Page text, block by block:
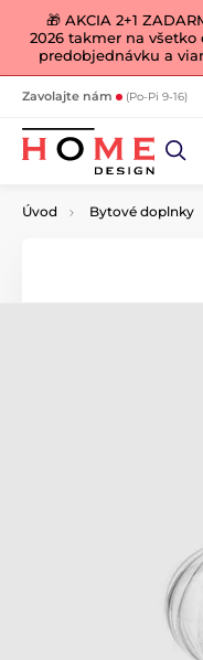
🎁 AKCIA 2+1
2026 takmer na
predobjednávku a
Zavolajte nám (Po-Pi 9-16)
Úvod Bytové doplnky